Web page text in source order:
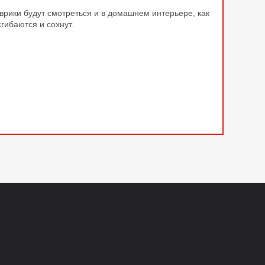
будут смотреться и в домашнем интерьере, как
и сохнут.